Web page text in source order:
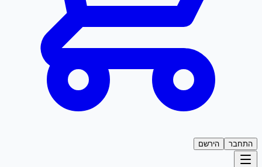
התחבר הירשם